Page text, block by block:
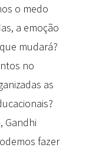
o medo
a emoção
mudará?
no
as
Gandhi
fazer